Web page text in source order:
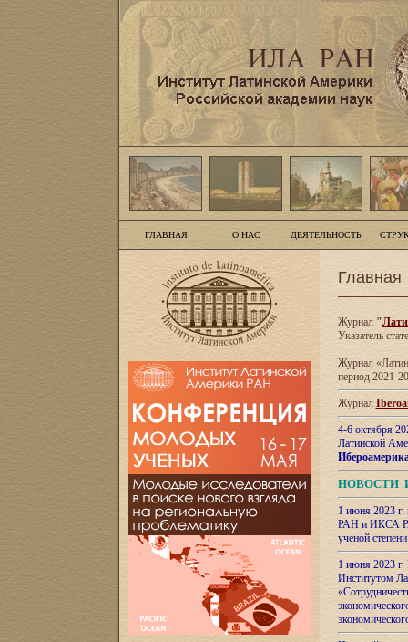
ГЛАВНАЯ О НАС ДЕЯТЕЛЬНОСТЬ
Главная
Журнал"
Указатель
Журнал
период 2021-
Журнал
4-6 октября
Латинской
НОВОСТИ
1 июня 2023
РАН и ИКСА
ученой
1 июня 2023
Институтом